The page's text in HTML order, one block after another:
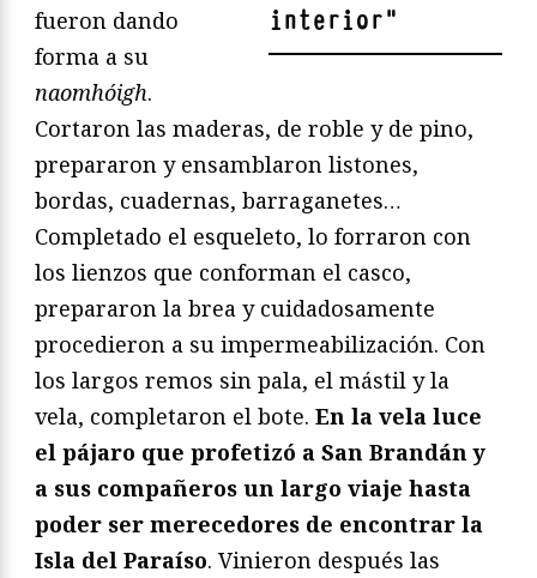
interior"
fueron dando
forma a su
naomhóigh.
Cortaron las maderas, de roble y de pino,
prepararon y ensamblaron listones,
bordas, cuadernas, barraganetes…
Completado el esqueleto, lo forraron con
los lienzos que conforman el casco,
prepararon la brea y cuidadosamente
procedieron a su impermeabilización. Con
los largos remos sin pala, el mástil y la
vela, completaron el bote. En la vela luce
el pájaro que profetizó a San Brandán y
a sus compañeros un largo viaje hasta
poder ser merecedores de encontrar la
Isla del Paraíso. Vinieron después las